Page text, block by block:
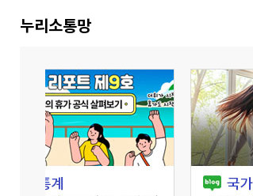
누리소통망